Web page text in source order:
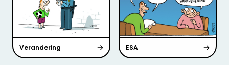
Verandering ESA